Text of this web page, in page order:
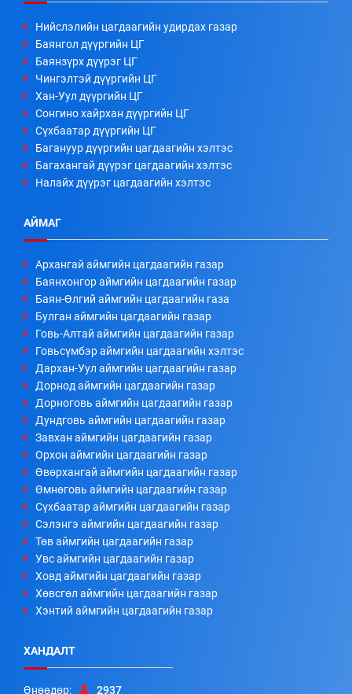
Нийслэлийн цагдаагийн удирдах газар
Баянгол дүүргийн ЦГ
Баянзүрх дүүрэг ЦГ
Чингэлтэй дүүргийн ЦГ
Хан-Уул дүүргийн ЦГ
Сонгино хайрхан дүүргийн ЦГ
Сүхбаатар дүүргийн ЦГ
Багануур дүүргийн цагдаагийн хэлтэс
Багахангай дүүрэг цагдаагийн хэлтэс
Налайх дүүрэг цагдаагийн хэлтэс
АЙМАГ
Архангай аймгийн цагдаагийн газар
Баянхонгор аймгийн цагдаагийн газар
Баян-Өлгий аймгийн цагдаагийн газа
Булган аймгийн цагдаагийн газар
Говь-Алтай аймгийн цагдаагийн газар
Говьсүмбэр аймгийн цагдаагийн хэлтэс
Дархан-Уул аймгийн цагдаагийн газар
Дорнод аймгийн цагдаагийн газар
Дорноговь аймгийн цагдаагийн газар
Дундговь аймгийн цагдаагийн газар
Завхан аймгийн цагдаагийн газар
Орхон аймгийн цагдаагийн газар
Өвөрхангай аймгийн цагдаагийн газар
Өмнөговь аймгийн цагдаагийн газар
Сүхбаатар аймгийн цагдаагийн газар
Сэлэнгэ аймгийн цагдаагийн газар
Төв аймгийн цагдаагийн газар
Увс аймгийн цагдаагийн газар
Ховд аймгийн цагдаагийн газар
Хөвсгөл аймгийн цагдаагийн газар
Хэнтий аймгийн цагдаагийн газар
ХАНДАЛТ
Өнөөдөр: 2937